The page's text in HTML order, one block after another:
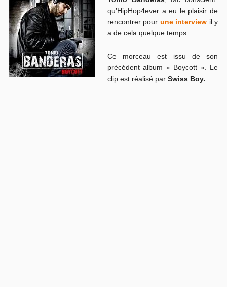
qu’HipHop4ever a eu le plaisir de
rencontrer pour une interview il y
a de cela quelque temps.
Ce morceau est issu de son
précédent album « Boycott ». Le
clip est réalisé par Swiss Boy.